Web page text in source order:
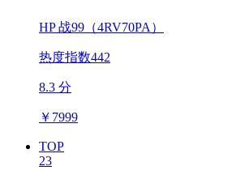
HP 战99（4RV70PA）
热度指数442
8.3 分
￥ 7999
TOP
23